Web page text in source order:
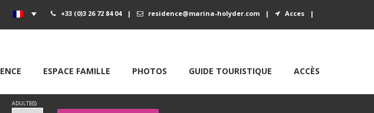
+33 (0)3 26 72 84 04 | residence@marina-holyder.com | Acces |
ESPACE FAMILLE PHOTOS GUIDE TOURISTIQUE ACCÈS
ADULTE(S)